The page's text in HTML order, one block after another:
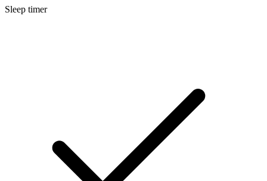
Sleep timer